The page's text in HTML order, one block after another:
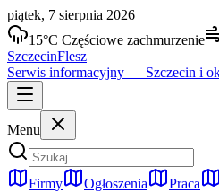
piątek, 7 sierpnia 2026
15°C Częściowe zachmurzenie
SzczecinFlesz
Serwis informacyjny — Szczecin i
Menu
Firmy Ogłoszenia Praca